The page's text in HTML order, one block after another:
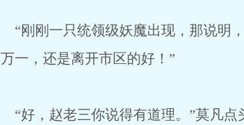
“刚刚一只统领级妖魔出现，那说明
万一，还是离开市区的好！”
“好，赵老三你说得有道理。”莫凡点